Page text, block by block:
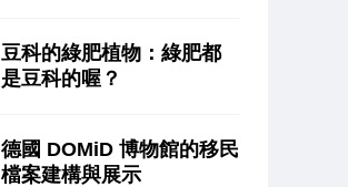
豆科的綠肥植物：綠肥都
是豆科的喔？
德國 DOMiD 博物館的移民
檔案建構與展示